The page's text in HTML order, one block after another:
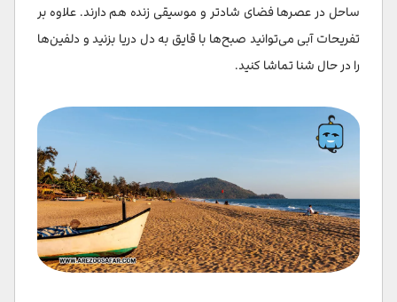
ساحل در عصرها فضای شادتر و موسیقی زنده هم دارند. علاوه بر
تفریحات آبی می‌توانید صبح‌ها با قایق به دل دریا بزنید و دلفین‌ها
را در حال شنا تماشا کنید.